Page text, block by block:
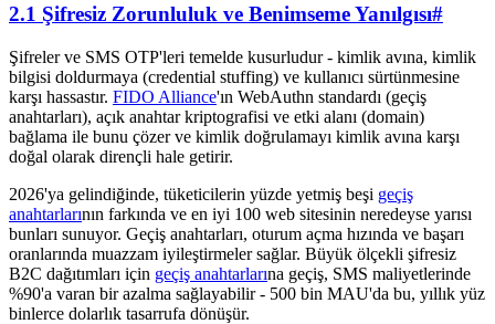
2.1 Şifresiz Zorunluluk ve Benimseme Yanılgısı#
Şifreler ve SMS OTP'leri temelde kusurludur - kimlik avına, kimlik
bilgisi doldurmaya (credential stuffing) ve kullanıcı sürtünmesine
karşı hassastır. FIDO Alliance'ın WebAuthn standardı (geçiş
anahtarları), açık anahtar kriptografisi ve etki alanı (domain)
bağlama ile bunu çözer ve kimlik doğrulamayı kimlik avına karşı
doğal olarak dirençli hale getirir.
2026'ya gelindiğinde, tüketicilerin yüzde yetmiş beşi geçiş
anahtarlarının farkında ve en iyi 100 web sitesinin neredeyse yarısı
bunları sunuyor. Geçiş anahtarları, oturum açma hızında ve başarı
oranlarında muazzam iyileştirmeler sağlar. Büyük ölçekli şifresiz
B2C dağıtımları için geçiş anahtarlarına geçiş, SMS maliyetlerinde
%90'a varan bir azalma sağlayabilir - 500 bin MAU'da bu, yıllık yüz
binlerce dolarlık tasarrufa dönüşür.